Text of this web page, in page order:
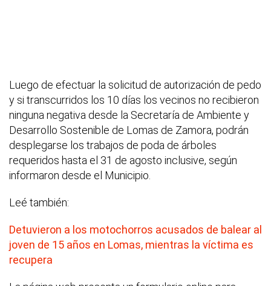
Luego de efectuar la solicitud de autorización de pedo
y si transcurridos los 10 días los vecinos no recibieron
ninguna negativa desde la Secretaría de Ambiente y
Desarrollo Sostenible de Lomas de Zamora, podrán
desplegarse los trabajos de poda de árboles
requeridos hasta el 31 de agosto inclusive, según
informaron desde el Municipio.
Leé también:
Detuvieron a los motochorros acusados de balear al
joven de 15 años en Lomas, mientras la víctima es
recupera